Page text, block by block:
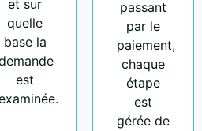
et sur
quelle
base la
est
passant
par le
paiement,
chaque
étape
est
gérée de